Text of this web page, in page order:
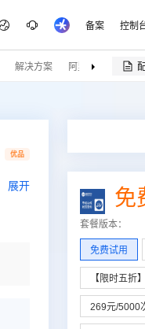
备案 控制
解决方案 阿里云精选 伙
优品
展开 免
套餐版本：
免费试用
【限时五折
269元/5000